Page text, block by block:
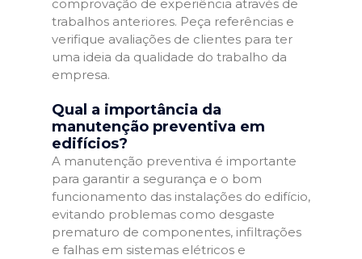
comprovação de experiência através de
trabalhos anteriores. Peça referências e
verifique avaliações de clientes para ter
uma ideia da qualidade do trabalho da
empresa.
Qual a importância da
manutenção preventiva em
edifícios?
A manutenção preventiva é importante
para garantir a segurança e o bom
funcionamento das instalações do edifício,
evitando problemas como desgaste
prematuro de componentes, infiltrações
e falhas em sistemas elétricos e